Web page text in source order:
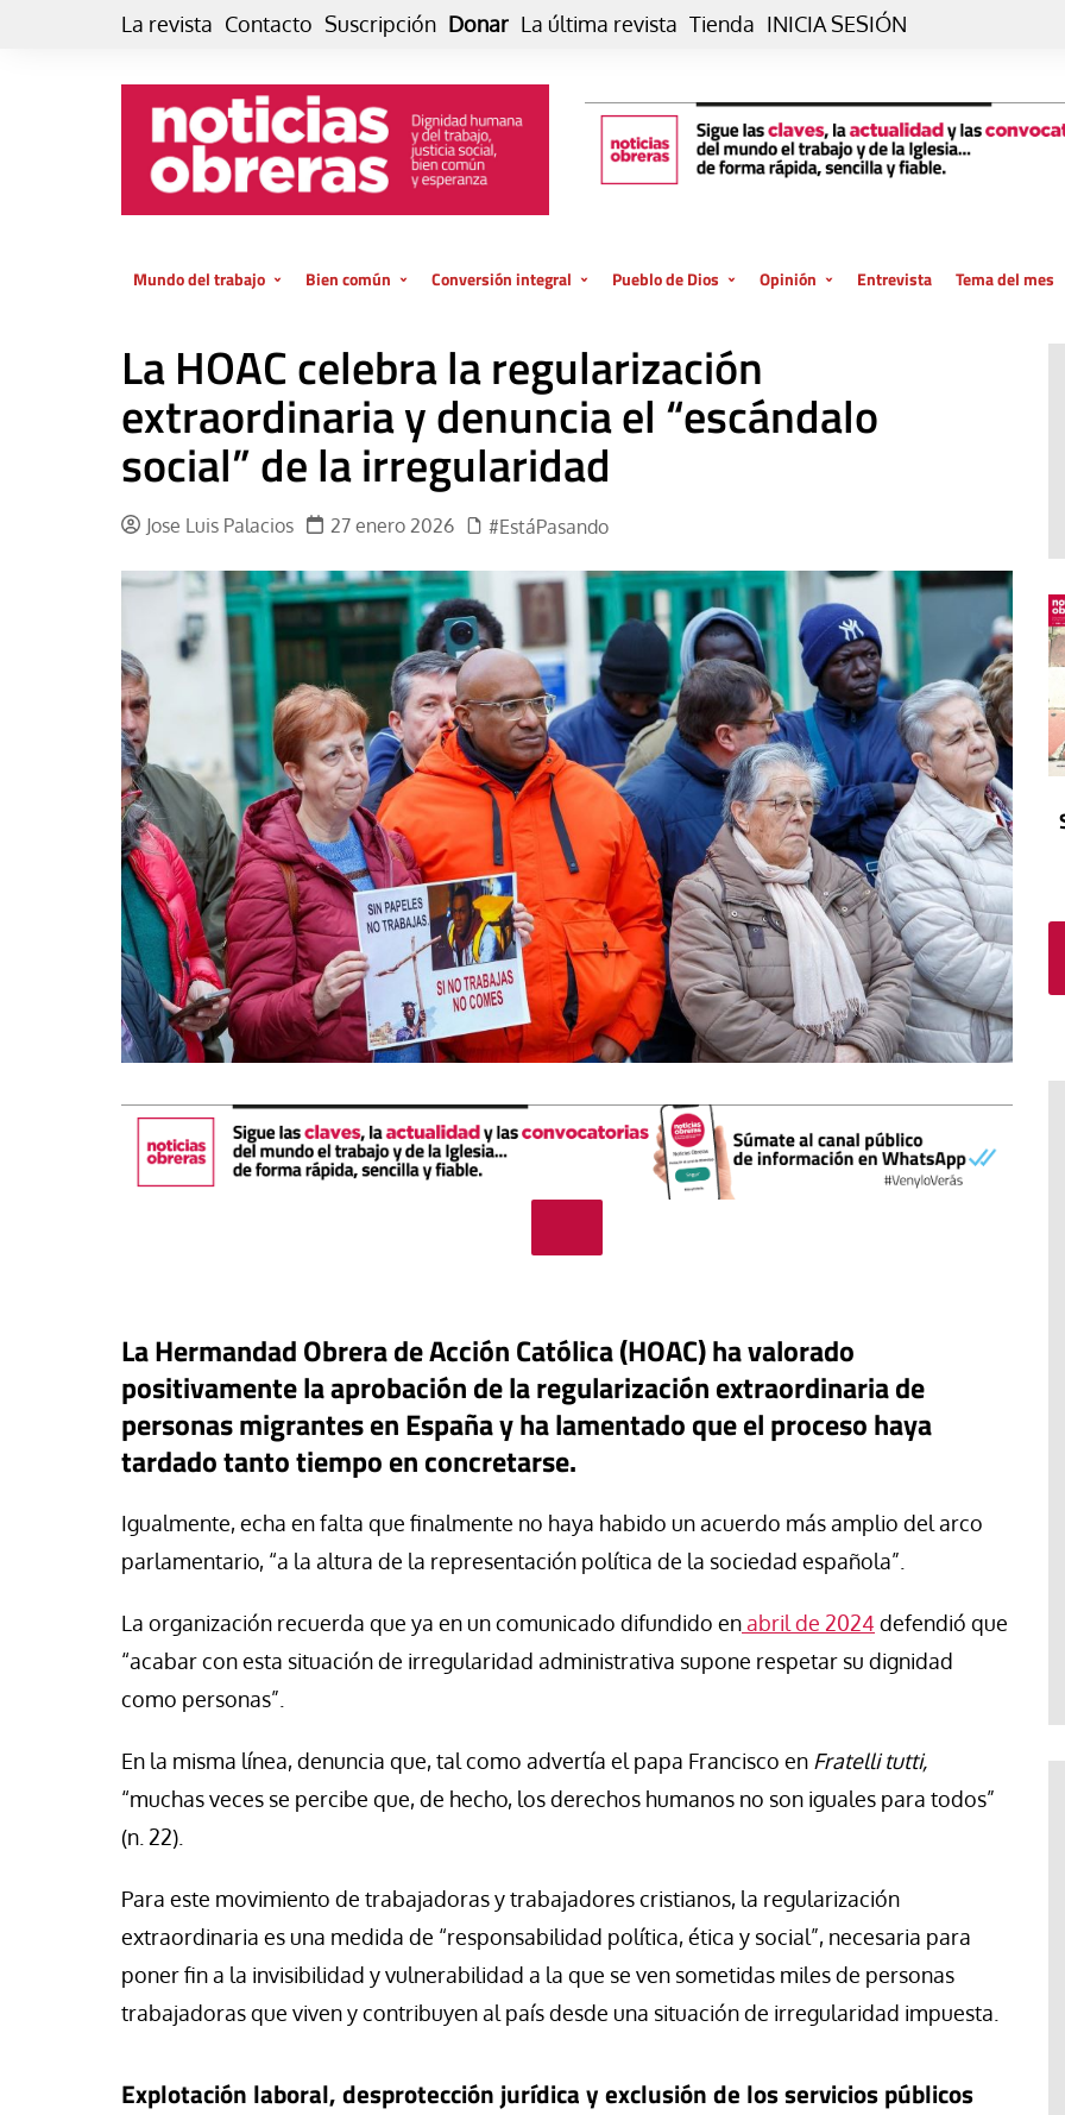
La revista Contacto Suscripción Donar La última revista Tienda INICIA SESIÓN
Mundo del trabajo
El trabajo es para la vida
GlobalizAcción
INFOR. Boletín informativo del
MMTC
Laboral
El amor en el mundo
Los empobrecidos por el
mundo
Radio — Mundo obrero hoy
Vidas precarias
Bien común
Economía
Conversión integral
de vida… es posible
El cuidado de la creación
Experiencia
Cultura
Libro
Dos minutos
Aplicaciones
Música
Poesía
Relato
Pueblo de Dios
La oración de cada día
Vaticano
In memoriam
Opinión
Blog Eutopía
Tribuna
Blog Sembrando sueños,
recogiendo humanidad
Blog Mensajes guardados
La columna
Entrevista Tema del mes
La HOAC celebra la regularización
extraordinaria y denuncia el “escándalo
social” de la irregularidad
Jose Luis Palacios 27 enero 2026 #EstáPasando
La Hermandad Obrera de Acción Católica (HOAC) ha valorado
positivamente la aprobación de la regularización extraordinaria de
personas migrantes en España y ha lamentado que el proceso haya
tardado tanto tiempo en concretarse.
Igualmente, echa en falta que finalmente no haya habido un acuerdo más amplio del arco
parlamentario, “a la altura de la representación política de la sociedad española”.
La organización recuerda que ya en un comunicado difundido enabril de 2024 defendió que
“acabar con esta situación de irregularidad administrativa supone respetar su dignidad
como personas”.
En la misma línea, denuncia que, tal como advertía el papa Francisco en Fratelli tutti,
“muchas veces se percibe que, de hecho, los derechos humanos no son iguales para todos”
(n. 22).
Para este movimiento de trabajadoras y trabajadores cristianos, la regularización
extraordinaria es una medida de “responsabilidad política, ética y social”, necesaria para
poner fin a la invisibilidad y vulnerabilidad a la que se ven sometidas miles de personas
trabajadoras que viven y contribuyen al país desde una situación de irregularidad impuesta.
Explotación laboral, desprotección jurídica y exclusión de los servicios públicos
urgente para más de
menores que permanecen
Luis Palacios
#EstáPasando
León XIV visitará Uruguay,
Argentina y Perú a principios de
noviembre
#EstáPasando
democracia” afirma Roberto
Saviano ante la comunidad que
resiste el desalojo de Spin Time
Abraham Canales